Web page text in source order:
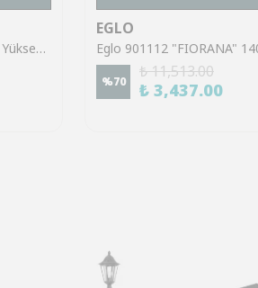
Eglo 39921 "SINSIGA" 150 Cm Yüksekliğinde Çelik Siyah Sarkıt Avize
EGLO
%70
₺ 11,513.00
₺ 3,437.00